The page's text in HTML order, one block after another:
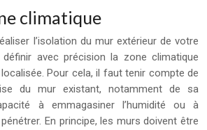
climatique
l’isolation du mur extérieur de votre
avec précision la zone climatique
Pour cela, il faut tenir compte de
du mur existant, notamment de sa
à emmagasiner l’humidité ou à
En principe, les murs doivent être